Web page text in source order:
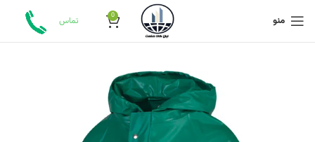
منو 0 تماس